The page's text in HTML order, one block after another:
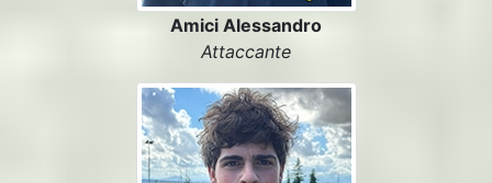
Amici Alessandro
Attaccante